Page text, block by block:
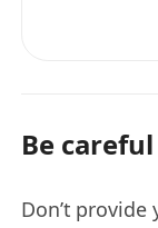
Be careful
Don’t